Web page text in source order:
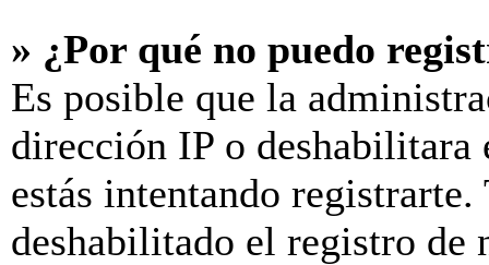
» ¿Por qué no puedo
Es posible que la
dirección IP o deshabilitara
estás intentando
deshabilitado el registro de